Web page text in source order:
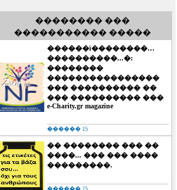
�������� ���
����������� �����
������ï��������…
����������...�:
��������
����������������
��� ���������� ��
��� ���������� ���
e-Charity.gr magazine
������ 15
�� �������� ��� ��
����... ��� ��� ����
���������.